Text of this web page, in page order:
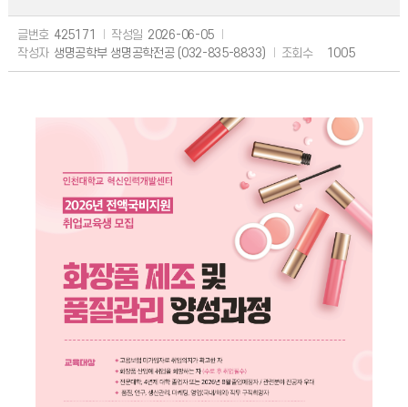
글번호 425171 작성일 2026-06-05
작성자 생명공학부 생명공학전공 (032-835-8833) 조회수 1005